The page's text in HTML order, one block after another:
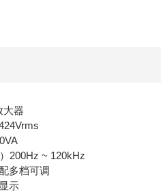
大器
200Hz ~ 120kHz
多档可调
示